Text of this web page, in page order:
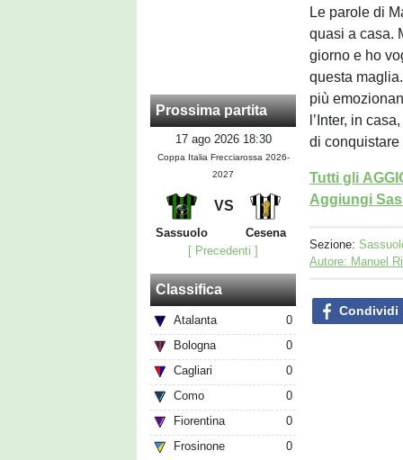
Prossima partita
17 ago 2026 18:30
Coppa Italia Frecciarossa 2026-
2027
VS
Sassuolo
Cesena
[ Precedenti ]
Classifica
Atalanta
0
Bologna
0
Cagliari
0
Como
0
Fiorentina
0
Frosinone
0
Le parole di
quasi a casa.
giorno e ho
questa
più
l’Inter, in
di
Tutti gli
Aggiungi
Sezione:
Autore: Manuel
Condividi